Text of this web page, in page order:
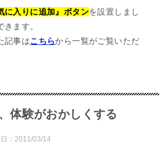
に入りに追加』ボタンを設置しまし
きます。
記事はこちらから一覧がご覧いただ
体験がおかしくする
： 2011/03/14